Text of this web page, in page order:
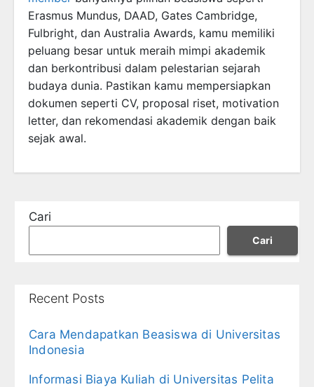
Erasmus Mundus, DAAD, Gates Cambridge,
Fulbright, dan Australia Awards, kamu memiliki
peluang besar untuk meraih mimpi akademik
dan berkontribusi dalam pelestarian sejarah
budaya dunia. Pastikan kamu mempersiapkan
dokumen seperti CV, proposal riset, motivation
letter, dan rekomendasi akademik dengan baik
sejak awal.
Cari
Cari
Recent Posts
Cara Mendapatkan Beasiswa di Universitas
Indonesia
Informasi Biaya Kuliah di Universitas Pelita